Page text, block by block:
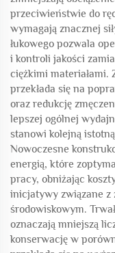
przeciwieństwie do
wymagają znacznej
łukowego pozwala
i kontroli jakości
ciężkimi materiałami.
przekłada się na
oraz redukcję
lepszej ogólnej
stanowi kolejną
Nowoczesne
energią, które
pracy, obniżając
inicjatywy związane z
środowiskowym.
oznaczają mniejszą
konserwację w